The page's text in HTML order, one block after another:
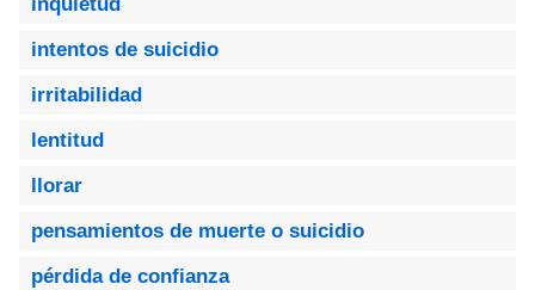
intentos de suicidio
irritabilidad
lentitud
llorar
pensamientos de muerte o suicidio
pérdida de confianza